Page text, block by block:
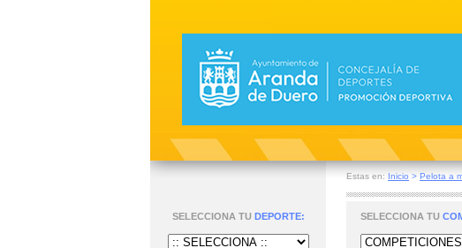
Estas en: Inicio > Pelota a
SELECCIONA TU DEPORTE: SELECCIONA TU